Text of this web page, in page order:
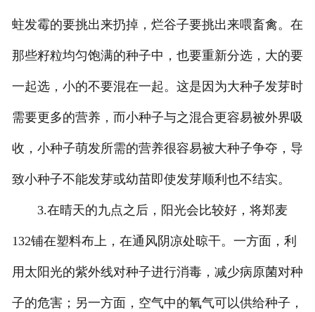
蛀发霉的要挑出来扔掉，烂谷子要挑出来喂畜禽。在
那些籽粒均匀饱满的种子中，也要重新分选，大的要
一起选，小的不要混在一起。这是因为大种子发芽时
需要更多的营养，而小种子与之混合更容易被外界吸
收，小种子萌发所需的营养很容易被大种子争夺，导
致小种子不能发芽或幼苗即使发芽顺利也不结实。
3.在晴天的九点之后，阳光会比较好，将郑麦
132铺在塑料布上，在通风阴凉处晾干。一方面，利
用太阳光的紫外线对种子进行消毒，减少病原菌对种
子的危害；另一方面，空气中的氧气可以供给种子，